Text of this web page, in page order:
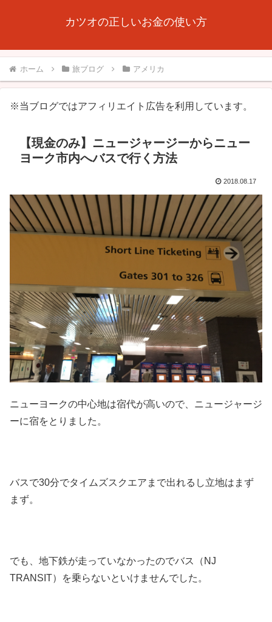
カツオの正しいお金の使い方
ホーム 旅ブログ アメリカ
※当ブログではアフィリエイト広告を利用しています。
【現金のみ】ニュージャージーからニュー
ヨーク市内へバスで行く方法
2018.08.17
ニューヨークの中心地は宿代が高いので、ニュージャージ
ーに宿をとりました。
バスで30分でタイムズスクエアまで出れるし立地はまず
まず。
でも、地下鉄が走っていなかったのでバス（NJ
TRANSIT）を乗らないといけませんでした。